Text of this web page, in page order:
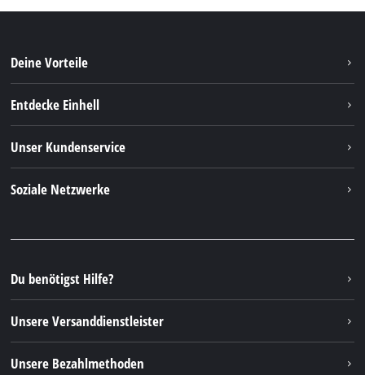
Deine Vorteile
Entdecke Einhell
Nachhaltigkeit
Unser Kundenservice
FAQs
Rücksendungen / Widerruf
Verpackungsrichtlinien
Hinweise zur Batterieentsorgung
Soziale Netzwerke
Instagram
TikTok
Pinterest
Linkedin
Du benötigst Hilfe?
Unsere Versanddienstleister
Unsere Bezahlmethoden